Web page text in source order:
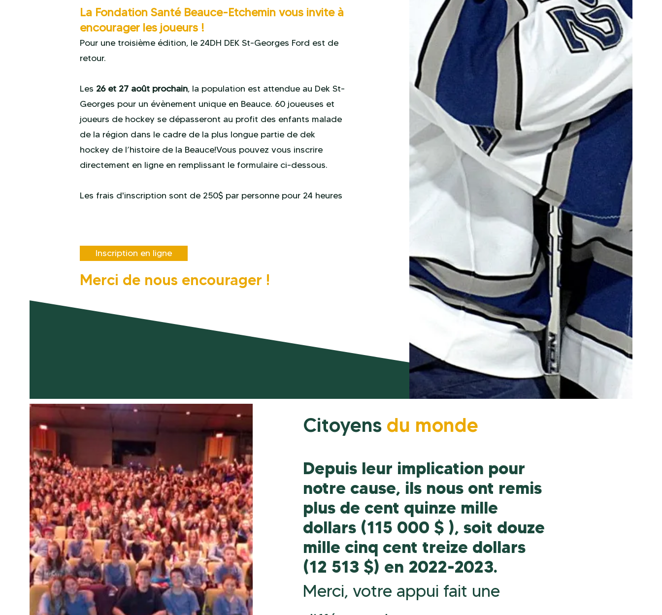
La Fondation Santé Beauce-Etchemin vous invite à
encourager les joueurs !
Pour une troisième édition, le 24DH DEK St-Georges Ford est de
retour.
Les 26 et 27 août prochain, la population est attendue au Dek St-
Georges pour un évènement unique en Beauce. 60 joueuses et
joueurs de hockey se dépasseront au profit des enfants malade
de la région dans le cadre de la plus longue partie de dek
hockey de l’histoire de la Beauce!Vous pouvez vous inscrire
directement en ligne en remplissant le formulaire ci-dessous.
Les frais d'inscription sont de 250$ par personne pour 24 heures
Inscription en ligne
Merci de nous encourager !
Citoyens du monde
Depuis leur implication pour
notre cause, ils nous ont remis
plus de cent quinze mille
dollars (115 000 $ ), soit douze
mille cinq cent treize dollars
(12 513 $) en 2022-2023.
Merci, votre appui fait une